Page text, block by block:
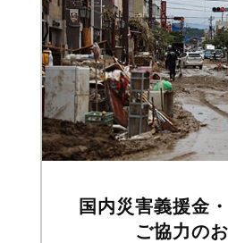
国内災害義援金
ご協力の